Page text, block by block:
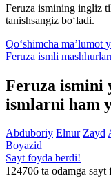
Feruza ismining ingliz
tanishsangiz bo‘ladi.
Qo‘shimcha ma’lumot
Feruza ismli
Feruza ismini
ismlarni ham
Abduboriy Elnur Zayd
Boyazid
Sayt foyda berdi!
124706 ta odamga